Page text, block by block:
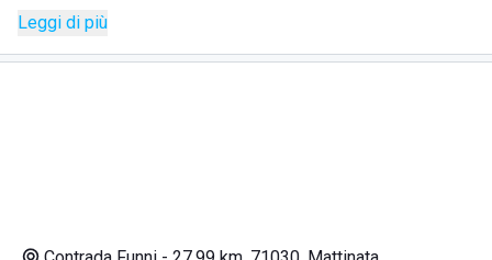
diretto al mare cristallino
piatti locali,vini selezionatie ombrelloni ben distanziati
Leggi di più